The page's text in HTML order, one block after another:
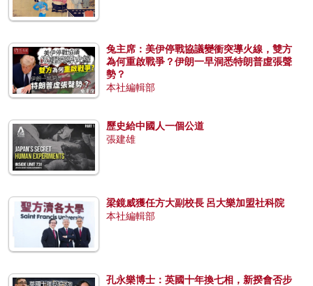
兔主席：美伊停戰協議變衝突導火線，雙方
為何重啟戰爭？伊朗一早洞悉特朗普虛張聲
勢？
本社編輯部
歷史給中國人一個公道
張建雄
梁鏡威獲任方大副校長 呂大樂加盟社科院
本社編輯部
孔永樂博士：英國十年換七相，新揆會否步